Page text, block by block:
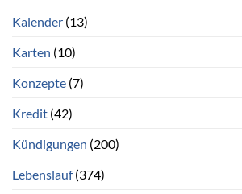
Kalender (13)
Karten (10)
Konzepte (7)
Kredit (42)
Kündigungen (200)
Lebenslauf(374)